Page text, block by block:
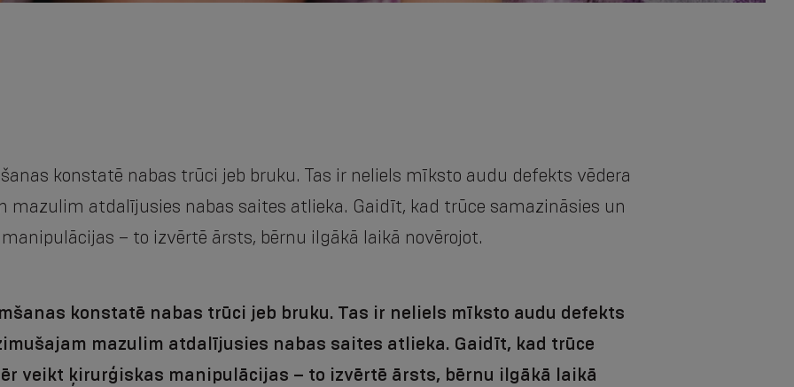
konstatē nabas trūci jeb bruku. Tas ir neliels mīksto audu defekts vēdera
mazulim atdalījusies nabas saites atlieka. Gaidīt, kad trūce samazināsies un
– to izvērtē ārsts, bērnu ilgākā laikā novērojot.
konstatē nabas trūci jeb bruku. Tas ir neliels mīksto audu defekts
mazulim atdalījusies nabas saites atlieka. Gaidīt, kad trūce
veikt ķirurģiskas manipulācijas – to izvērtē ārsts, bērnu ilgākā laikā